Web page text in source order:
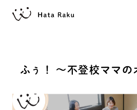
ふぅ！ ～不登校ママの